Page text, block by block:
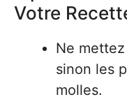
Votre
Ne mettez
sinon les
molles.